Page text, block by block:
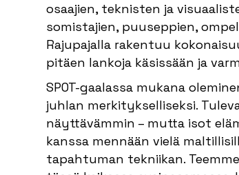
osaajien, teknisten ja
somistajien, puuseppien,
Rajupajalla rakentuu
pitäen lankoja käsissään ja
SPOT-gaalassa mukana
juhlan merkitykselliseksi.
näyttävämmin – mutta isot
kanssa mennään vielä
tapahtuman tekniikan.